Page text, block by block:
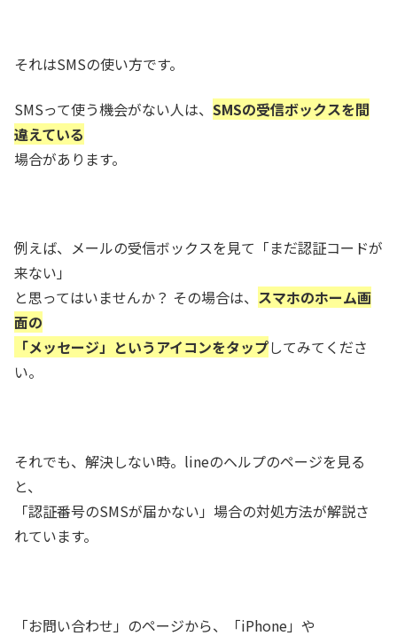
それはSMSの使い方です。
SMSって使う機会がない人は、 SMSの受信ボックスを間
違えている
場合があります。
例えば、メールの受信ボックスを見て「まだ認証コードが
来ない」
と思ってはいませんか？ その場合は、 スマホのホーム画
面の
「メッセージ」というアイコンをタップしてみてくださ
い。
それでも、解決しない時。lineのヘルプのページを見る
と、
「認証番号のSMSが届かない」場合の対処方法が解説さ
れています。
「お問い合わせ」のページから、「iPhone」や